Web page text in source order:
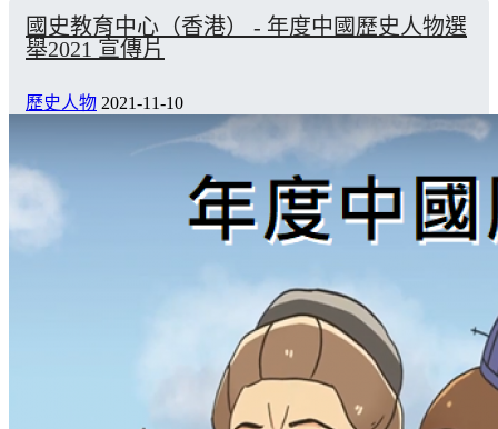
國史教育中心（香港） - 年度中國歷史人物選
舉2021 宣傳片
歷史人物 2021-11-10